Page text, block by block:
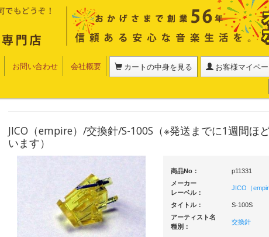
お問い合わせ 会社概要 カートの中身を見る お客様マイペ
JICO（empire）/交換針/S-100S（※発送までに1週間ほ
います）
商品No：
p11331
メーカー
レーベル：
JICO（
タイトル：
S-100S
アーティスト名
種別：
交換針